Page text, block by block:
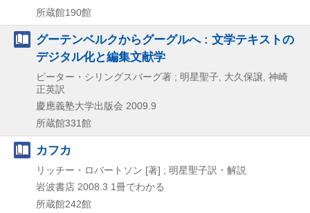
所蔵館190館
グーテンベルクからグーグルへ : 文学テキストの
デジタル化と編集文献学
ピーター・シリングスバーグ著 ; 明星聖子, 大久保譲, 神崎
正英訳
慶應義塾大学出版会 2009.9
所蔵館331館
カフカ
リッチー・ロバートソン [著] ; 明星聖子訳・解説
岩波書店 2008.3 1冊でわかる
所蔵館242館